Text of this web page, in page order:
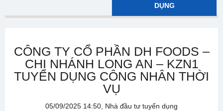
DỤNG
CÔNG TY CỔ PHẦN DH FOODS –
CHI NHÁNH LONG AN – KZN1
TUYỂN DỤNG CÔNG NHÂN THỜI
VỤ
05/09/2025 14:50, Nhà đầu tư tuyển dụng